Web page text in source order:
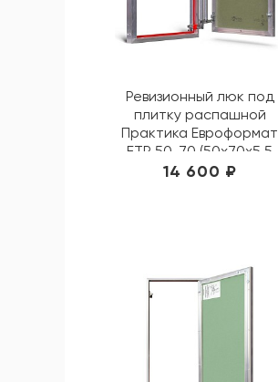
Ревизионный люк под
плитку распашной
Практика Евроформат
ЕТР 50-70 (50х70х5,5
см)
14 600 ₽